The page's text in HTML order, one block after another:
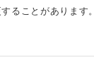
ることがあります。